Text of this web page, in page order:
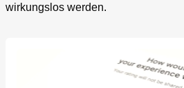
wirkungslos werden.